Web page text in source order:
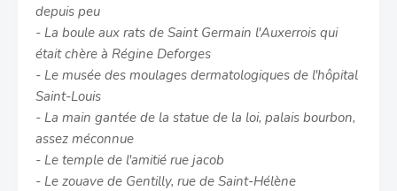
depuis peu
- La boule aux rats de Saint Germain l'Auxerrois qui
était chère à Régine Deforges
- Le musée des moulages dermatologiques de l'hôpital
Saint-Louis
- La main gantée de la statue de la loi, palais bourbon,
assez méconnue
- Le temple de l'amitié rue jacob
- Le zouave de Gentilly, rue de Saint-Hélène